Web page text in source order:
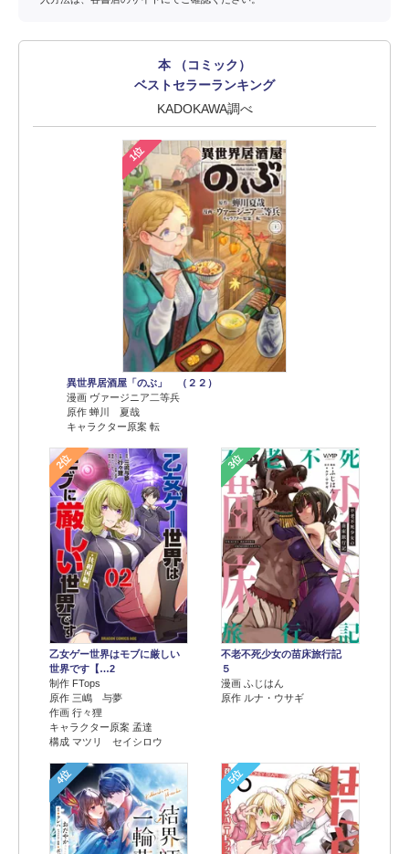
本 （コミック）
ベストセラーランキング
KADOKAWA調べ
1位
異世界居酒屋「のぶ」 （２２）
漫画 ヴァージニア二等兵
原作 蝉川 夏哉
キャラクター原案 転
2位
乙女ゲー世界はモブに厳しい
世界です【…2
制作 FTops
原作 三嶋 与夢
作画 行々狸
キャラクター原案 孟達
構成 マツリ セイシロウ
3位
不老不死少女の苗床旅行記
５
漫画 ふじはん
原作 ルナ・ウサギ
4位 5位